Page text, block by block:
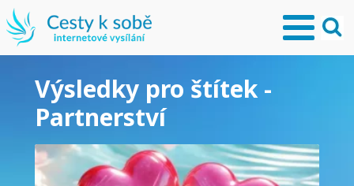
Výsledky pro štítek -
Partnerství